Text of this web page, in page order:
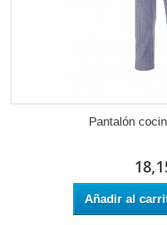
Pantalón
Añadir al